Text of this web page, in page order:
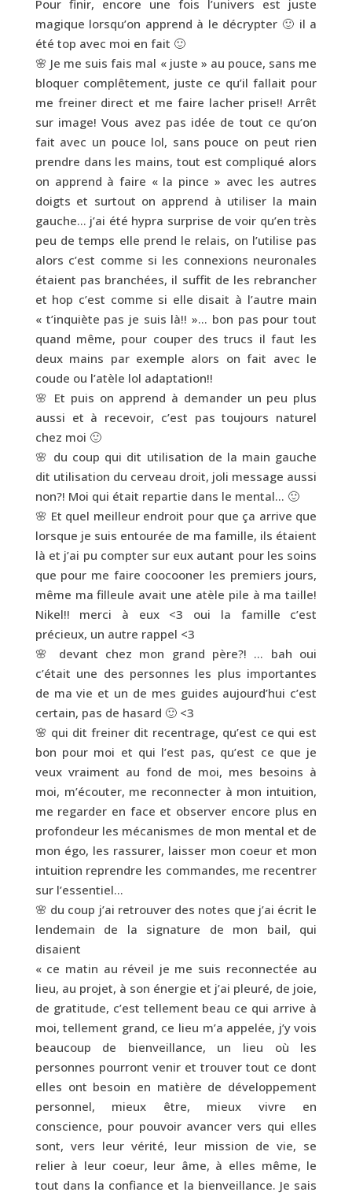
Pour finir, encore une fois l’univers est juste
magique lorsqu’on apprend à le décrypter 🙂 il a
été top avec moi en fait 🙂
🌸 Je me suis fais mal « juste » au pouce, sans me
bloquer complêtement, juste ce qu’il fallait pour
me freiner direct et me faire lacher prise!! Arrêt
sur image! Vous avez pas idée de tout ce qu’on
fait avec un pouce lol, sans pouce on peut rien
prendre dans les mains, tout est compliqué alors
on apprend à faire « la pince » avec les autres
doigts et surtout on apprend à utiliser la main
gauche… j’ai été hypra surprise de voir qu’en très
peu de temps elle prend le relais, on l’utilise pas
alors c’est comme si les connexions neuronales
étaient pas branchées, il suffit de les rebrancher
et hop c’est comme si elle disait à l’autre main
« t’inquiète pas je suis là!! »… bon pas pour tout
quand même, pour couper des trucs il faut les
deux mains par exemple alors on fait avec le
coude ou l’atèle lol adaptation!!
🌸 Et puis on apprend à demander un peu plus
aussi et à recevoir, c’est pas toujours naturel
chez moi 🙂
🌸 du coup qui dit utilisation de la main gauche
dit utilisation du cerveau droit, joli message aussi
non?! Moi qui était repartie dans le mental… 🙂
🌸 Et quel meilleur endroit pour que ça arrive que
lorsque je suis entourée de ma famille, ils étaient
là et j’ai pu compter sur eux autant pour les soins
que pour me faire coocooner les premiers jours,
même ma filleule avait une atèle pile à ma taille!
Nikel!! merci à eux <3 oui la famille c’est
précieux, un autre rappel <3
🌸 devant chez mon grand père?! … bah oui
c’était une des personnes les plus importantes
de ma vie et un de mes guides aujourd’hui c’est
certain, pas de hasard 🙂 <3
🌸 qui dit freiner dit recentrage, qu’est ce qui est
bon pour moi et qui l’est pas, qu’est ce que je
veux vraiment au fond de moi, mes besoins à
moi, m’écouter, me reconnecter à mon intuition,
me regarder en face et observer encore plus en
profondeur les mécanismes de mon mental et de
mon égo, les rassurer, laisser mon coeur et mon
intuition reprendre les commandes, me recentrer
sur l’essentiel…
🌸 du coup j’ai retrouver des notes que j’ai écrit le
lendemain de la signature de mon bail, qui
disaient
« ce matin au réveil je me suis reconnectée au
lieu, au projet, à son énergie et j’ai pleuré, de joie,
de gratitude, c’est tellement beau ce qui arrive à
moi, tellement grand, ce lieu m’a appelée, j’y vois
beaucoup de bienveillance, un lieu où les
personnes pourront venir et trouver tout ce dont
elles ont besoin en matière de développement
personnel, mieux être, mieux vivre en
conscience, pour pouvoir avancer vers qui elles
sont, vers leur vérité, leur mission de vie, se
relier à leur coeur, leur âme, à elles même, le
tout dans la confiance et la bienveillance. Je sais